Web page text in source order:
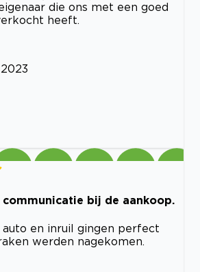
die ons met een goed
heeft.
communicatie bij de aankoop.
auto en inruil gingen perfect
werden nagekomen.